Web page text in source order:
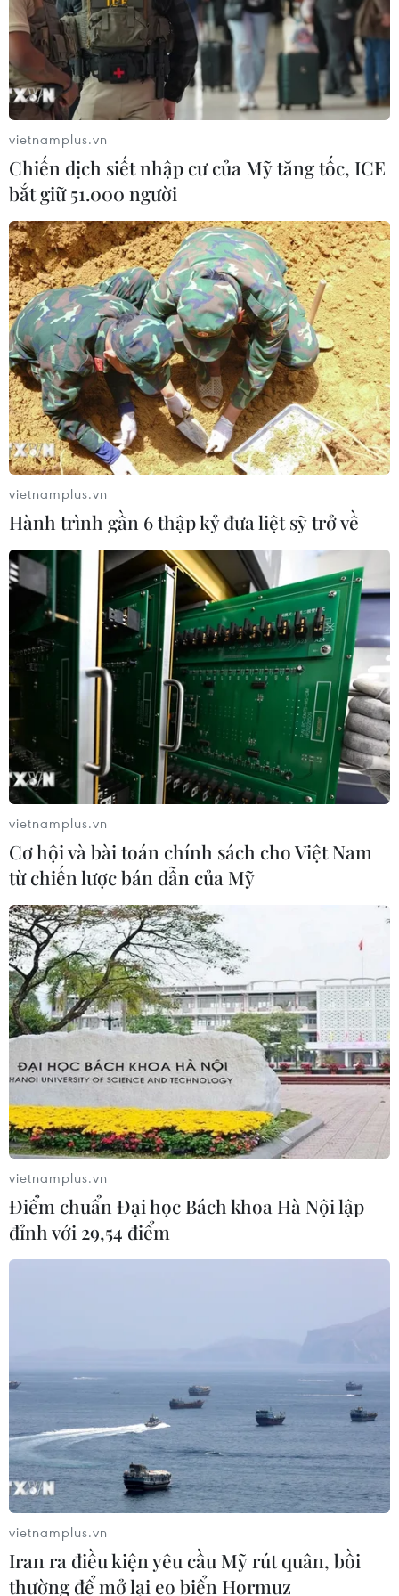
vietnamplus.vn
Chiến dịch siết nhập cư của Mỹ tăng tốc, ICE
bắt giữ 51.000 người
vietnamplus.vn
Hành trình gần 6 thập kỷ đưa liệt sỹ trở về
vietnamplus.vn
Cơ hội và bài toán chính sách cho Việt Nam
từ chiến lược bán dẫn của Mỹ
vietnamplus.vn
Điểm chuẩn Đại học Bách khoa Hà Nội lập
đỉnh với 29,54 điểm
vietnamplus.vn
Iran ra điều kiện yêu cầu Mỹ rút quân, bồi
thường để mở lại eo biển Hormuz